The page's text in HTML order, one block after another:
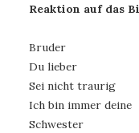
Reaktion auf das
Bruder
Du lieber
Sei nicht traurig
Ich bin immer deine
Schwester